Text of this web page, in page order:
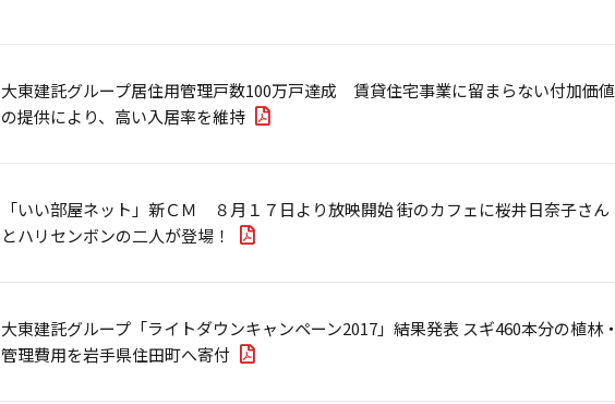
大東建託グループ居住用管理戸数100万戸達成 賃貸住宅事業に留まらない付加価値
の提供により、高い入居率を維持
「いい部屋ネット」新ＣＭ ８月１７日より放映開始 街のカフェに桜井日奈子さん
とハリセンボンの二人が登場！
大東建託グループ「ライトダウンキャンペーン2017」結果発表 スギ460本分の植林・
管理費用を岩手県住田町へ寄付